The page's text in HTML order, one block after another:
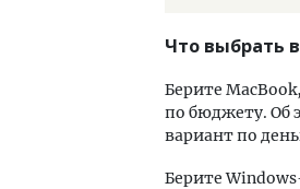
Что выбрать
Берите
по бюджету. Об
вариант по
Берите